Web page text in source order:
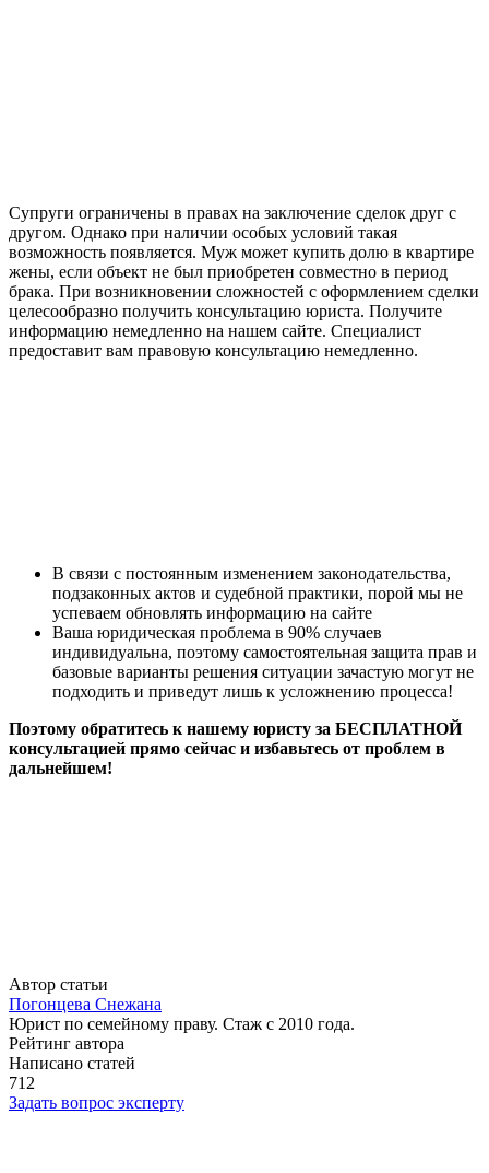
Супруги ограничены в правах на заключение сделок друг с
другом. Однако при наличии особых условий такая
возможность появляется. Муж может купить долю в квартире
жены, если объект не был приобретен совместно в период
брака. При возникновении сложностей с оформлением сделки
целесообразно получить консультацию юриста. Получите
информацию немедленно на нашем сайте. Специалист
предоставит вам правовую консультацию немедленно.
В связи с постоянным изменением законодательства,
подзаконных актов и судебной практики, порой мы не
успеваем обновлять информацию на сайте
Ваша юридическая проблема в 90% случаев
индивидуальна, поэтому самостоятельная защита прав и
базовые варианты решения ситуации зачастую могут не
подходить и приведут лишь к усложнению процесса!
Поэтому обратитесь к нашему юристу за БЕСПЛАТНОЙ
консультацией прямо сейчас и избавьтесь от проблем в
дальнейшем!
Автор статьи
Погонцева Снежана
Юрист по семейному праву. Стаж с 2010 года.
Рейтинг автора
Написано статей
712
Задать вопрос эксперту